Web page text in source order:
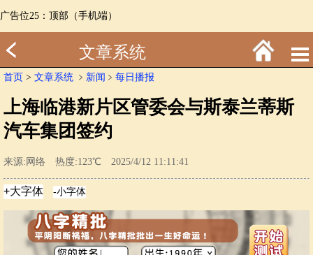
广告位25：顶部（手机端）
文章系统
首页 > 文章系统 ﹥ 新闻 ﹥ 每日播报
上海临港新片区管委会与斯泰兰蒂斯
汽车集团签约
来源:网络 热度:123℃ 2025/4/12 11:11:41